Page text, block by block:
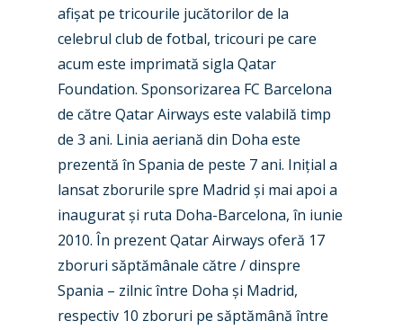
afișat pe tricourile jucătorilor de la
celebrul club de fotbal, tricouri pe care
acum este imprimată sigla Qatar
Foundation. Sponsorizarea FC Barcelona
de către Qatar Airways este valabilă timp
de 3 ani. Linia aeriană din Doha este
prezentă în Spania de peste 7 ani. Inițial a
lansat zborurile spre Madrid și mai apoi a
inaugurat și ruta Doha-Barcelona, în iunie
2010. În prezent Qatar Airways oferă 17
zboruri săptămânale către / dinspre
Spania – zilnic între Doha și Madrid,
respectiv 10 zboruri pe săptămână între
Paris 2023
Farnborough 2022
Dubai 2019
Paris 2019
Marketplace
Jobs
Contact